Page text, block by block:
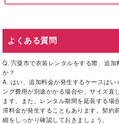
よくある質問
Q. 宍粟市で衣装レンタルをする際、追
か？
A. はい、追加料金が発生するケースは
ング費用が別途かかる場合や、サイズ直
ます。また、レンタル期間を延長する
滞料金が発生することもあります。契約
細をしっかり確認しておきましょう。